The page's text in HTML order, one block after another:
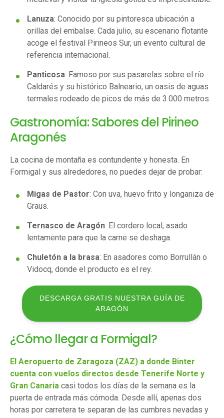
Lanuza: Conocido por su pintoresca ubicación a
orillas del embalse. Cada julio, su escenario flotante
acoge el festival Pirineos Sur, un evento cultural de
referencia internacional.
Panticosa: Famoso por sus pasarelas sobre el río
Caldarés y su histórico Balneario, un oasis de aguas
termales rodeado de picos de más de 3.000 metros.
Gastronomía: Sabores del Pirineo
Aragonés
La cocina de montaña es contundente y honesta. En
Formigal y sus alrededores, no puedes dejar de probar:
Migas de Pastor: Con uva, huevo frito y longaniza de
Graus.
Ternasco de Aragón: El cordero local, asado
lentamente para que la carne se deshaga.
Chuletón a la brasa: En asadores como Borrullán o
Vidocq, donde el producto es el rey.
DESCARGA GRATIS NUESTRA GUÍA DE
ARAGÓN
¿Cómo llegar a Formigal?
El Aeropuerto de Zaragoza (ZAZ) a donde Binter
cuenta con vuelos directos desde Tenerife Norte y
Gran Canaria casi todos los días de la semana es la
puerta de entrada más cómoda. Desde allí, apenas dos
horas por carretera te separan de las cumbres nevadas y